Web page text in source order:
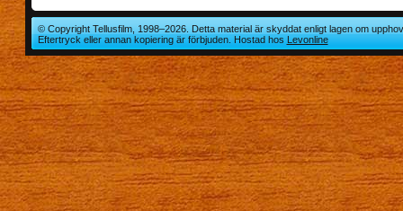
© Copyright Tellusfilm, 1998–2026. Detta material är skyddat enligt lagen om
Eftertryck eller annan kopiering är förbjuden. Hostad hosLevonline